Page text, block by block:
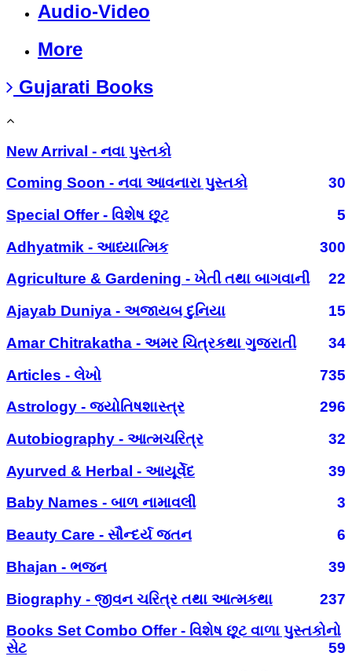
Audio-Video
More
Gujarati Books
New Arrival - નવા પુસ્તકો
Coming Soon - નવા આવનારા પુસ્તકો
30
Special Offer - વિશેષ છૂટ
5
Adhyatmik - આધ્યાત્મિક
300
Agriculture & Gardening - ખેતી તથા બાગવાની
22
Ajayab Duniya - અજાયબ દુનિયા
15
Amar Chitrakatha - અમર ચિત્રકથા ગુજરાતી
34
Articles - લેખો
735
Astrology - જ્યોતિષશાસ્ત્ર
296
Autobiography - આત્મચરિત્ર
32
Ayurved & Herbal - આયૂર્વેદ
39
Baby Names - બાળ નામાવલી
3
Beauty Care - સૌન્દર્ય જતન
6
Bhajan - ભજન
39
Biography - જીવન ચરિત્ર તથા આત્મકથા
237
Books Set Combo Offer - વિશેષ છૂટ વાળા પુસ્તકોનો
સેટ
59